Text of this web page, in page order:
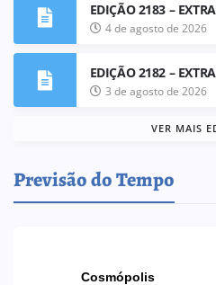
EDIÇÃO 2183 –
4 de agosto de 2026
EDIÇÃO 2182 –
3 de agosto de 2026
VER MAIS
Previsão do Tempo